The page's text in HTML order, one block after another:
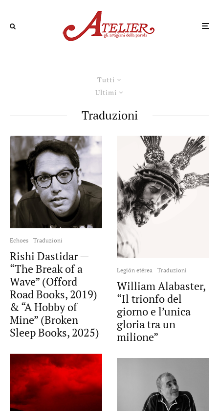
Tutti
Ultimi
Traduzioni
Echoes Traduzioni
Rishi Dastidar —
“The Break of a
Wave” (Offord
Road Books, 2019)
& “A Hobby of
Mine” (Broken
Sleep Books, 2025)
Legión etérea Traduzioni
William Alabaster,
“Il trionfo del
giorno e l’unica
gloria tra un
milione”